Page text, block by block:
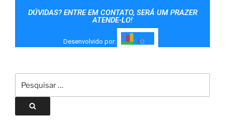
DÚVIDAS? ENTRE EM CONTATO, SERÁ UM PRAZER
ATENDE-LO!
Desenvolvido por: